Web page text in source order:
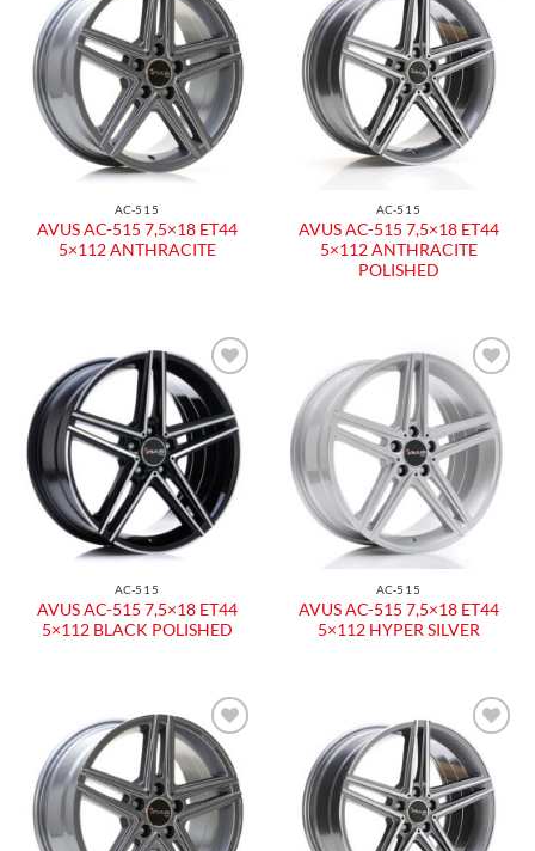
Aggiungi
alla lista
dei
desideri
AC-515
AVUS AC-515 7,5×18 ET44
5×112 ANTHRACITE
Aggiungi
alla lista
dei
desideri
AC-515
AVUS AC-515 7,5×18 ET44
5×112 ANTHRACITE
POLISHED
Aggiungi
alla lista
dei
desideri
AC-515
AVUS AC-515 7,5×18 ET44
5×112 BLACK POLISHED
Aggiungi
alla lista
dei
desideri
AC-515
AVUS AC-515 7,5×18 ET44
5×112 HYPER SILVER
Aggiungi
alla lista
dei
desideri
Aggiungi
alla lista
dei
desideri